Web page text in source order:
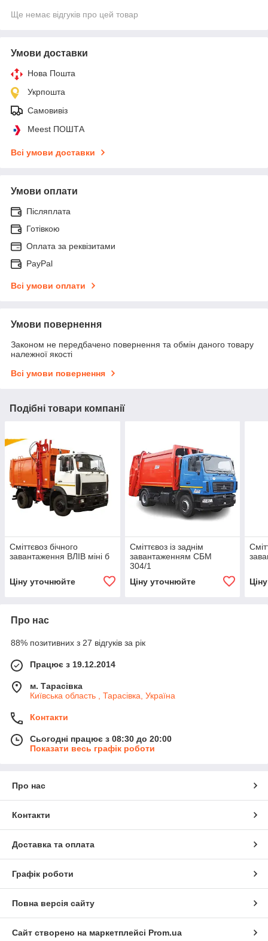
Ще немає відгуків про цей товар
Умови доставки
Нова Пошта
Укрпошта
Самовивіз
Meest ПОШТА
Всі умови доставки
Умови оплати
Післяплата
Готівкою
Оплата за реквізитами
PayPal
Всі умови оплати
Умови повернення
Законом не передбачено повернення та обмін даного товару
належної якості
Всі умови повернення
Подібні товари компанії
Сміттєвоз бічного
завантаження ВЛІВ міні б
Ціну уточнюйте
Сміттєвоз із заднім
завантаженням СБМ
304/1
Ціну уточнюйте
Про нас
88% позитивних з 27 відгуків за рік
Працює з 19.12.2014
м. Тарасівка
Київська область , Тарасівка, Україна
Контакти
Сьогодні працює з 08:30 до 20:00
Показати весь графік роботи
Про нас
Контакти
Доставка та оплата
Графік роботи
Повна версія сайту
Сайт створено на маркетплейсі Prom.ua